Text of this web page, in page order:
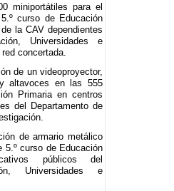
miniportátiles para el
curso de Educación
la CAV dependientes
Universidades e
concertada.
de un videoproyector,
altavoces en las 555
Primaria en centros
del Departamento de
de armario metálico
5.º curso de Educación
públicos del
Universidades e